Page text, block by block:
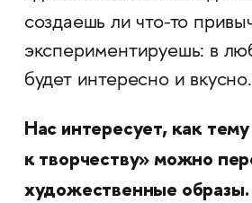
создаешь ли что-то
экспериментируешь: в
будет интересно и вкусно.
Нас интересует, как
к творчеству» можно
художественные образы.